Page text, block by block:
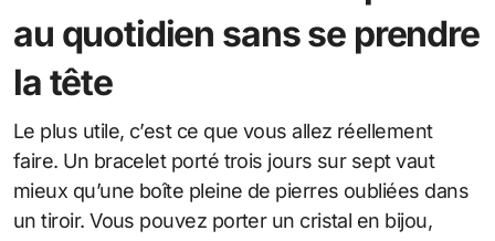
au quotidien sans se prendre
la tête
Le plus utile, c’est ce que vous allez réellement
faire. Un bracelet porté trois jours sur sept vaut
mieux qu’une boîte pleine de pierres oubliées dans
un tiroir. Vous pouvez porter un cristal en bijou,